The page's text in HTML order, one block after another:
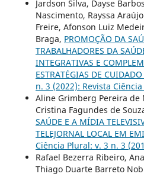
Jardson Silva, Dayse
Nascimento, Rayssa
Freire, Afonson Luiz
Braga, PROMOÇÃO DA
TRABALHADORES DA
INTEGRATIVAS E
ESTRATÉGIAS DE CUIDADO
n. 3 (2022): Revista
Aline Grimberg Pereira de
Cristina Fagundes de
SAÚDE E A MÍDIA
TELEJORNAL LOCAL EM
Ciência Plural: v. 3 n. 3
Rafael Bezerra Ribeiro,
Thiago Duarte Barreto